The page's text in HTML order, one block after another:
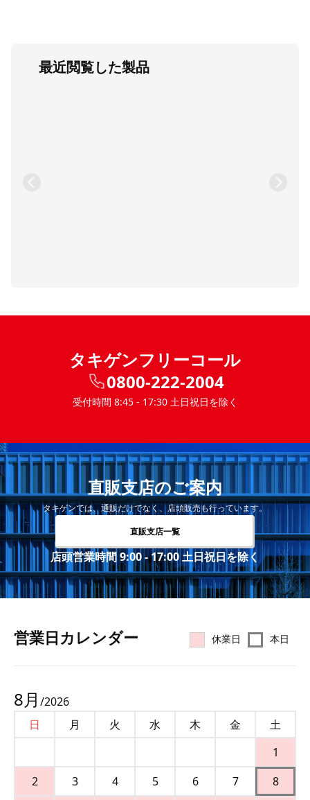
最近閲覧した製品
タキゲンフリーコール
0800-222-2004
受付時間 8:45 - 17:30 土日祝日を除く
直販支店のご案内
タキゲンでは、通販だけでなく、店頭販売も行っています。
直販支店一覧
店頭営業時間 9:00 - 17:00 土日祝日を除く
営業⽇カレンダー 休業日 本日
8月 /2026
日
月 火 水 木 金
土
1
2
3 4 5 6 7
8